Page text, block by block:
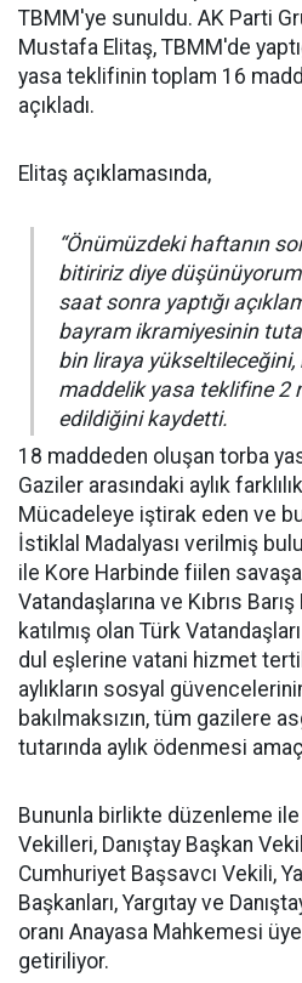
TBMM'ye sunuldu. AK Parti
Mustafa Elitaş, TBMM'de
yasa teklifinin toplam 16
açıkladı.
Elitaş açıklamasında,
“Önümüzdeki haftanın
bitiririz diye
saat sonra yaptığı
bayram ikramiyesinin
bin liraya
maddelik yasa teklifine 2
edildiğini kaydetti.
18 maddeden oluşan torba
Gaziler arasındaki aylık
Mücadeleye iştirak eden ve
İstiklal Madalyası verilmiş
ile Kore Harbinde fiilen savaşa
Vatandaşlarına ve Kıbrıs
katılmış olan Türk
dul eşlerine vatani hizmet
aylıkların sosyal
bakılmaksızın, tüm gazilere
tutarında aylık ödenmesi
Bununla birlikte düzenleme ile
Vekilleri, Danıştay Başkan
Cumhuriyet Başsavcı Vekili,
Başkanları, Yargıtay ve
oranı Anayasa Mahkemesi
getiriliyor.